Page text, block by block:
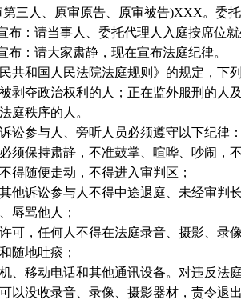
第三人、原审原告、原审被告)XXX。委
布：请当事人、委托代理人入庭按席位
布：请大家肃静，现在宣布法庭纪律。
共和国人民法院法庭规则》的规定，下
剥夺政治权利的人；正在监外服刑的人
庭秩序的人。
讼参与人、旁听人员必须遵守以下纪律
须保持肃静，不准鼓掌、喧哗、吵闹，
得随便走动，不得进入审判区；
他诉讼参与人不得中途退庭、未经审判
辱骂他人；
可，任何人不得在法庭录音、摄影、录
随地吐痰；
、移动电话和其他通讯设备。对违反法
以没收录音、录像、摄影器材，责令退